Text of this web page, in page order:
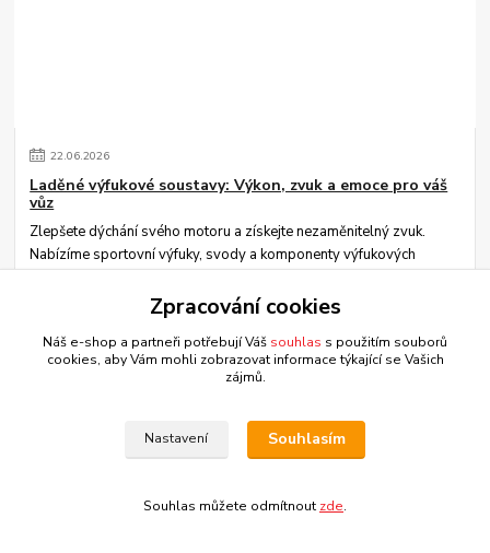
22.06.2026
Laděné výfukové soustavy: Výkon, zvuk a emoce pro váš
vůz
Zlepšete dýchání svého motoru a získejte nezaměnitelný zvuk.
Nabízíme sportovní výfuky, svody a komponenty výfukových
Zpracování cookies
Náš e-shop a partneři potřebují Váš souhlas s použitím souborů
cookies, aby Vám mohli zobrazovat informace týkající se Vašich
zájmů.
Nastavení Souhlasím
Souhlas můžete odmítnout zde.